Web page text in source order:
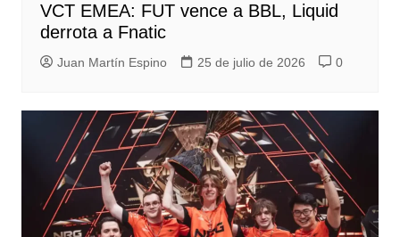
VCT EMEA: FUT vence a BBL, Liquid
derrota a Fnatic
Juan Martín Espino 25 de julio de 2026 0